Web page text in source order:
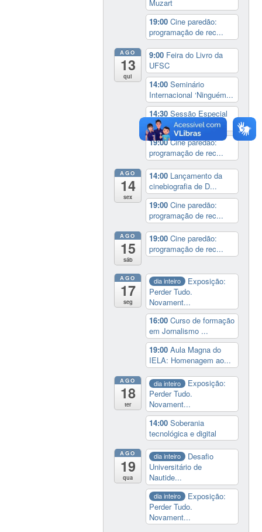
Muzart
19:00Cine paredão:
programação de rec...
AGO
13
qui
9:00 Feira do Livro da
UFSC
14:00Seminário
Internacional ‘Ninguém...
14:30Sessão Especial
do Conselho Esta...
19:00Cine paredão:
programação de rec...
AGO
14
sex
14:00 Lançamento da
cinebiografia de D...
19:00Cine paredão:
programação de rec...
AGO
15
sáb
19:00Cine paredão:
programação de rec...
AGO
17
seg
dia inteiro
Exposição:
Perder Tudo.
Novament...
16:00Curso de formação
em Jornalismo ...
19:00Aula Magna do
IELA: Homenagem ao...
AGO
18
ter
dia inteiro
Exposição:
Perder Tudo.
Novament...
14:00Soberania
tecnológica e digital
AGO
19
qua
dia inteiro
Desafio
Universitário de
Nautide...
dia inteiro
Exposição:
Perder Tudo.
Novament...